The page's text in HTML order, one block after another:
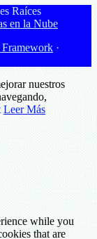
Raíces
en la Nube
Framework ·
nuestros
Leer Más
while you
that are